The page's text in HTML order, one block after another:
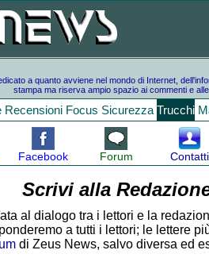
a quanto avviene nel mondo di Internet,
stampa ma riserva ampio spazio ai commenti e
Recensioni Focus Sicurezza Trucchi
Facebook Forum Contatti
Scrivi alla
al dialogo tra i lettori e la
a tutti i lettori; le lettere
di Zeus News, salvo diversa ed